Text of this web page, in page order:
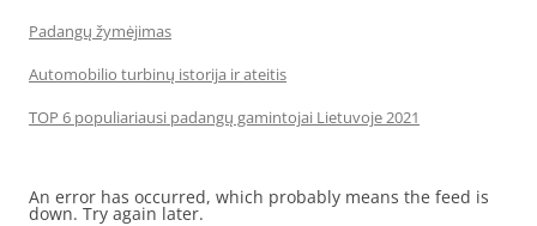
Padangų žymėjimas
Automobilio turbinų istorija ir ateitis
TOP 6 populiariausi padangų gamintojai Lietuvoje 2021
An error has occurred, which probably means the feed is
down. Try again later.